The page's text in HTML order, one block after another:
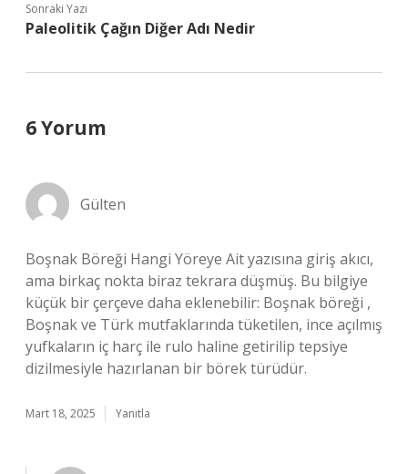
Sonraki Yazı
Paleolitik Çağın Diğer Adı Nedir
6 Yorum
Gülten
Boşnak Böreği Hangi Yöreye Ait yazısına giriş akıcı,
ama birkaç nokta biraz tekrara düşmüş. Bu bilgiye
küçük bir çerçeve daha eklenebilir: Boşnak böreği ,
Boşnak ve Türk mutfaklarında tüketilen, ince açılmış
yufkaların iç harç ile rulo haline getirilip tepsiye
dizilmesiyle hazırlanan bir börek türüdür.
Mart 18, 2025 Yanıtla